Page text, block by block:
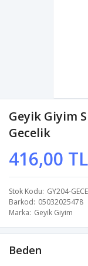
Geyik Giyim
Gecelik
416,00 TL
Stok Kodu GY204-
Barkod 05032025478
Marka Geyik Giyim
Beden